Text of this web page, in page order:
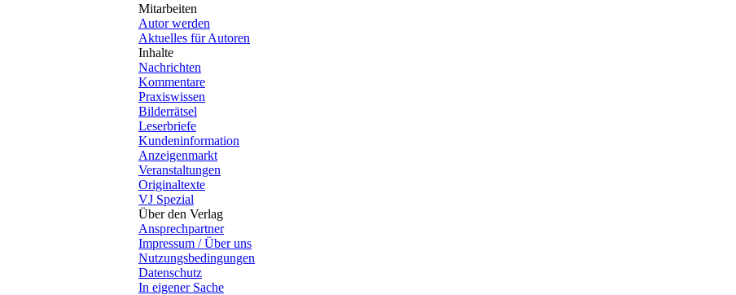
Mitarbeiten
Autor werden
Aktuelles für Autoren
Inhalte
Nachrichten
Kommentare
Praxiswissen
Bilderrätsel
Leserbriefe
Kundeninformation
Anzeigenmarkt
Veranstaltungen
Originaltexte
VJ Spezial
Über den Verlag
Ansprechpartner
Impressum / Über uns
Nutzungsbedingungen
Datenschutz
In eigener Sache